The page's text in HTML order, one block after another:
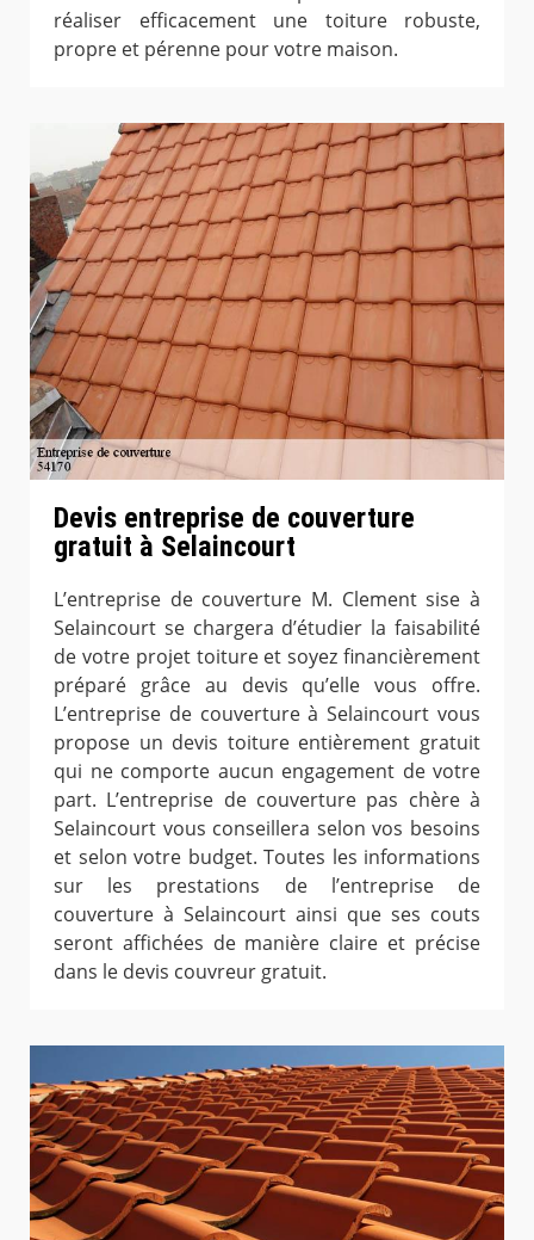
réaliser efficacement une toiture robuste,
propre et pérenne pour votre maison.
Devis entreprise de couverture
gratuit à Selaincourt
L’entreprise de couverture M. Clement sise à
Selaincourt se chargera d’étudier la faisabilité
de votre projet toiture et soyez financièrement
préparé grâce au devis qu’elle vous offre.
L’entreprise de couverture à Selaincourt vous
propose un devis toiture entièrement gratuit
qui ne comporte aucun engagement de votre
part. L’entreprise de couverture pas chère à
Selaincourt vous conseillera selon vos besoins
et selon votre budget. Toutes les informations
sur les prestations de l’entreprise de
couverture à Selaincourt ainsi que ses couts
seront affichées de manière claire et précise
dans le devis couvreur gratuit.